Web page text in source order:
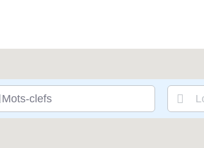
Mots-clefs